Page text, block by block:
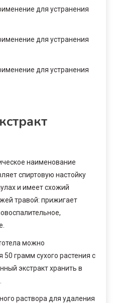
наименование
спиртовую настойку
и имеет схожий
травой: прижигает
можно
грамм сухого растения с
экстракт хранить в
раствора для удаления